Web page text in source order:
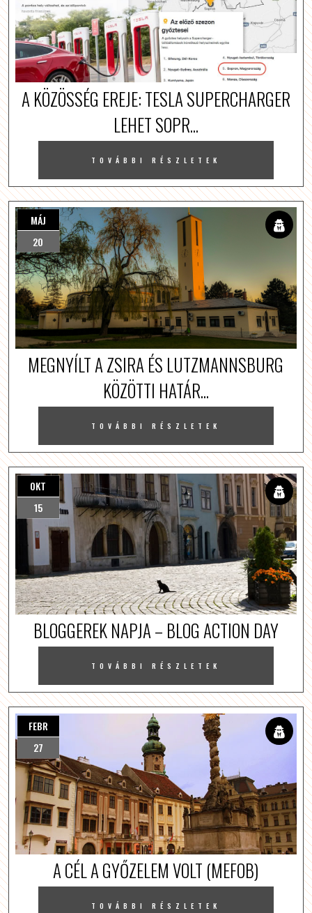
A KÖZÖSSÉG EREJE: TESLA SUPERCHARGER
LEHET SOPR...
TOVÁBBI RÉSZLETEK
MÁJ
20
MEGNYÍLT A ZSIRA ÉS LUTZMANNSBURG
KÖZÖTTI HATÁR...
TOVÁBBI RÉSZLETEK
OKT
15
BLOGGEREK NAPJA – BLOG ACTION DAY
TOVÁBBI RÉSZLETEK
FEBR
27
A CÉL A GYŐZELEM VOLT (MEFOB)
TOVÁBBI RÉSZLETEK